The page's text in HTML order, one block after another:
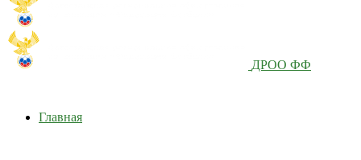
ДРОО ФФ
Главная